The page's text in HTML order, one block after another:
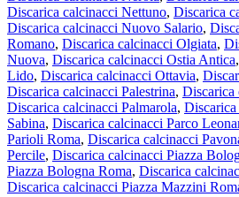
Discarica calcinacci Nettuno, Discarica
Discarica calcinacci Nuovo Salario,
Romano, Discarica calcinacci Olgiata,
Nuova, Discarica calcinacci Ostia Antica,
Lido, Discarica calcinacci Ottavia,
Discarica calcinacci Palestrina, Discarica
Discarica calcinacci Palmarola, Discarica
Sabina, Discarica calcinacci Parco
Parioli Roma, Discarica calcinacci
Percile, Discarica calcinacci Piazza
Piazza Bologna Roma, Discarica
Discarica calcinacci Piazza Mazzini